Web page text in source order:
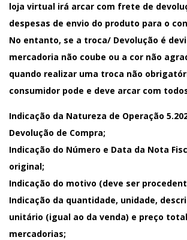
loja virtual irá arcar com frete de
despesas de envio do produto para o
No entanto, se a troca/ Devolução é
mercadoria não coube ou a cor não
quando realizar uma troca não
consumidor pode e deve arcar com
Indicação da Natureza de Operação
Devolução de Compra;
Indicação do Número e Data da Nota
original;
Indicação do motivo (deve ser
Indicação da quantidade, unidade,
unitário (igual ao da venda) e preço
mercadorias;